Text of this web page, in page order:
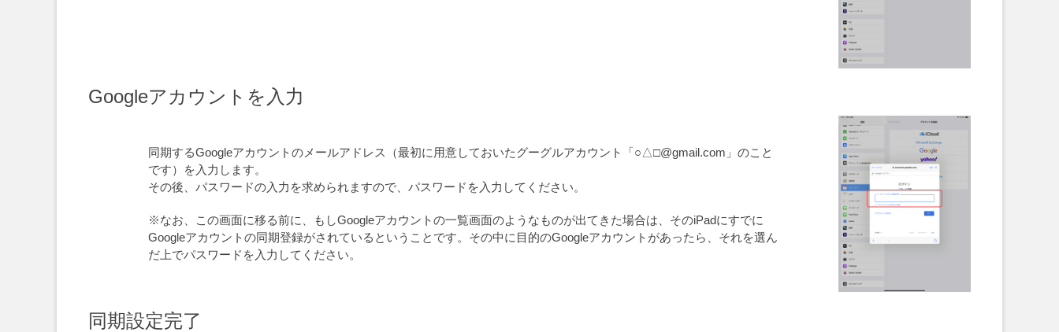
Googleアカウントを入力
同期するGoogleアカウントのメールアドレス（最初に用意しておいたグーグルアカウント「○△□@gmail.com」のこと
です）を入力します。
その後、パスワードの入力を求められますので、パスワードを入力してください。
※なお、この画面に移る前に、もしGoogleアカウントの一覧画面のようなものが出てきた場合は、そのiPadにすでに
Googleアカウントの同期登録がされているということです。その中に目的のGoogleアカウントがあったら、それを選ん
だ上でパスワードを入力してください。
同期設定完了